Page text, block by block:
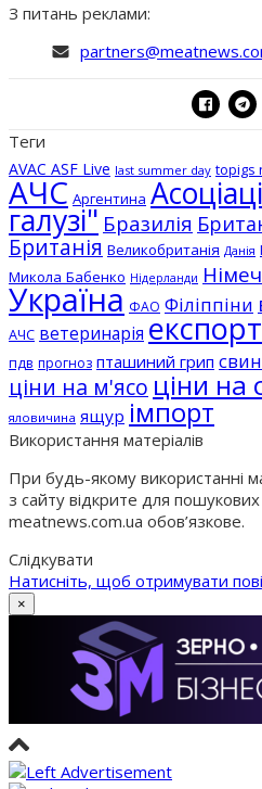
З питань реклами:
Теги
AVAC ASF Live last summer day topigs
АЧС Аргентина
галузі" Бразилія
Британія Великобританія Данія
Микола Бабенко Нідерланди
Україна ФАО Філіппіни
АЧС ветеринарія експорт
пдв прогноз пташиний грип
ціни на м'ясо ціни на
яловичина ящур імпорт
Використання матеріалів
При будь-якому використанні
з сайту відкрите для
meatnews.com.ua обов’язкове.
Слідкувати
Натисніть, щоб отримувати
×